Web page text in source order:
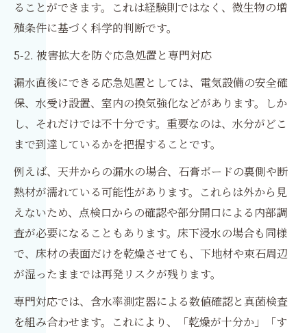
ることができます。これは経験則ではなく、微生物の増
殖条件に基づく科学的判断です。
5-2. 被害拡大を防ぐ応急処置と専門対応
漏水直後にできる応急処置としては、電気設備の安全確
保、水受け設置、室内の換気強化などがあります。しか
し、それだけでは不十分です。重要なのは、水分がどこ
まで到達しているかを把握することです。
例えば、天井からの漏水の場合、石膏ボードの裏側や断
熱材が濡れている可能性があります。これらは外から見
えないため、点検口からの確認や部分開口による内部調
査が必要になることもあります。床下浸水の場合も同様
で、床材の表面だけを乾燥させても、下地材や束石周辺
が湿ったままでは再発リスクが残ります。
専門対応では、含水率測定器による数値確認と真菌検査
を組み合わせます。これにより、「乾燥が十分か」「す